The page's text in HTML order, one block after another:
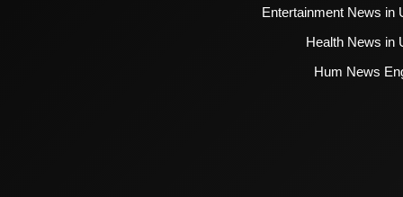
Entertainment News in
Health News in
Hum News